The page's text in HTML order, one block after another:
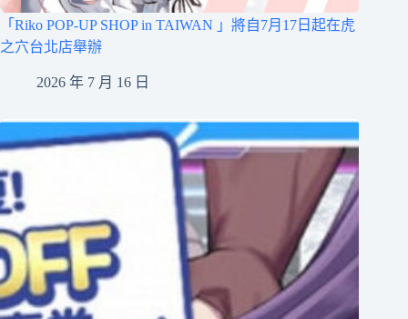
「Riko POP-UP SHOP in TAIWAN 」將自7月17日起在虎
之穴台北店舉辦
2026 年 7 月 16 日